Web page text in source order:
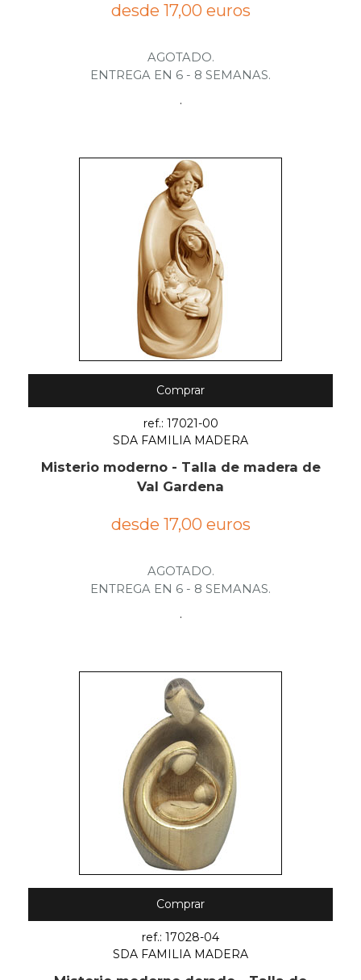
desde 17,00 euros
AGOTADO.
ENTREGA EN 6 - 8 SEMANAS.
.
Comprar
ref.: 17021-00
SDA FAMILIA MADERA
Misterio moderno - Talla de madera de
Val Gardena
desde 17,00 euros
AGOTADO.
ENTREGA EN 6 - 8 SEMANAS.
.
Comprar
ref.: 17028-04
SDA FAMILIA MADERA